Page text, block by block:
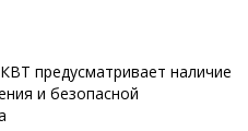
предусматривает наличие
и безопасной